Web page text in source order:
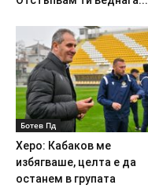
Ботев Пд
Херо: Кабаков ме
избягваше, целта е да
останем в групата